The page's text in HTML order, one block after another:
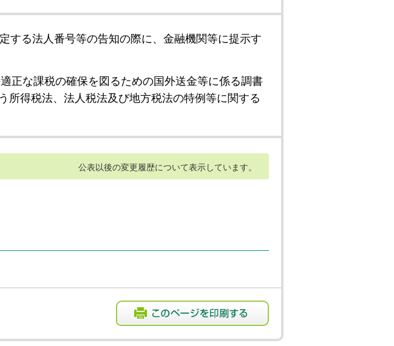
する法人番号等の告知の際に、金融機関等に提示す
正な課税の確保を図るための国外送金等に係る調書
所得税法、法人税法及び地方税法の特例等に関する
公表以後の変更履歴について表示しています。